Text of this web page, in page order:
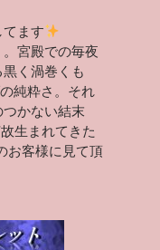
ます
宮殿での毎夜
く渦巻くも
純粋さ。それ
かない結末
生まれてきた
お客様に見て頂